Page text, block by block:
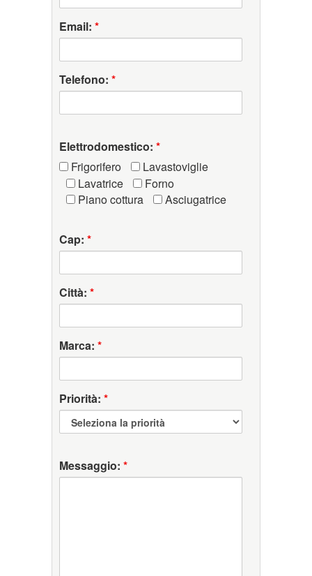
Email: *
Telefono: *
Elettrodomestico: *
Frigorifero
Lavastoviglie
Lavatrice
Forno
Piano cottura
Asciugatrice
Cap: *
Città: *
Marca: *
Priorità: *
Messaggio: *